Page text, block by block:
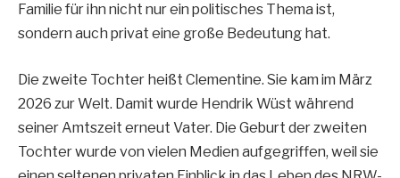
Familie für ihn nicht nur ein politisches Thema ist,
sondern auch privat eine große Bedeutung hat.
Die zweite Tochter heißt Clementine. Sie kam im März
2026 zur Welt. Damit wurde Hendrik Wüst während
seiner Amtszeit erneut Vater. Die Geburt der zweiten
Tochter wurde von vielen Medien aufgegriffen, weil sie